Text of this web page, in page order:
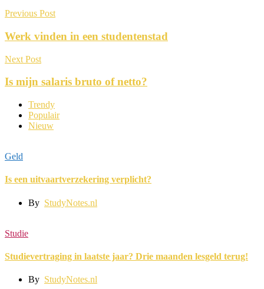
Previous Post
Werk vinden in een studentenstad
Next Post
Is mijn salaris bruto of netto?
Trendy
Populair
Nieuw
Geld
Is een uitvaartverzekering verplicht?
By StudyNotes.nl
Studie
Studievertraging in laatste jaar? Drie maanden lesgeld terug!
By StudyNotes.nl